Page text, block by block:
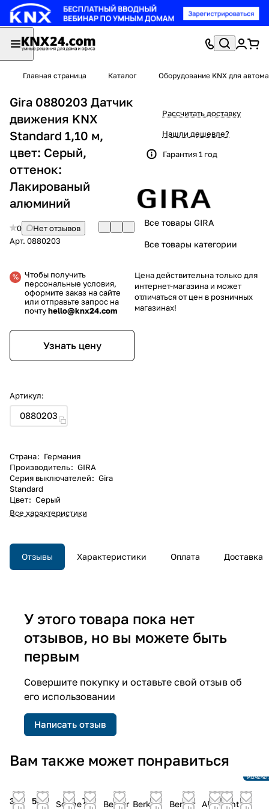
Главная страница Каталог Оборудование KNX для
Gira 0880203 Датчик
движения KNX
Standard 1,10 м,
цвет: Серый,
оттенок:
Лакированый
алюминий
0
Нет отзывов
Арт. 0880203
Чтобы получить
персональные условия,
оформите заказ на сайте
или отправьте запрос на
почтуhello@knx24.com
Узнать цену
Артикул:
0880203
Страна: Германия
Производитель: GIRA
Серия выключателей: Gira
Standard
Цвет: Серый
Все характеристики
Рассчитать доставку
Нашли дешевле?
Гарантия 1 год
Все товары GIRA
Все товары категории
Цена действительна только для
интернет-магазина и может
отличаться от цен в розничных
магазинах!
Отзывы Характеристики Оплата Доставка
У этого товара пока нет
отзывов, но вы можете быть
первым
Совершите покупку и оставьте свой отзыв об
его использовании
Написать отзыв
Вам также может понравиться
36
56
Schne78
Berker Berker
Berker
ABB
Int30